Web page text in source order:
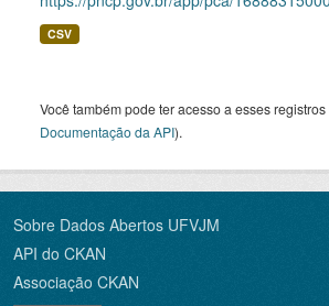
CSV
Você também pode ter acesso a esses
Documentação da API).
Sobre Dados Abertos UFVJM
API do CKAN
Associação CKAN